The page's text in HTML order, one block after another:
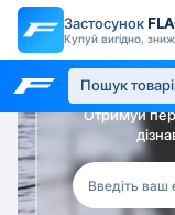
Застосунок
Купуй вигідно,
Отримуй